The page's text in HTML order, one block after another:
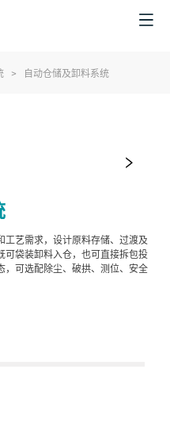
> 自动仓储及卸料系统
工艺需求，设计原料存储、过渡及
可袋装卸料入仓，也可直接拆包投
，可选配除尘、破拱、测位、安全